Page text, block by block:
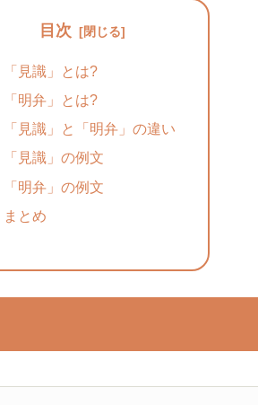
目次
「見識」とは?
「明弁」とは?
「見識」と「明弁」の違い
「見識」の例文
「明弁」の例文
まとめ